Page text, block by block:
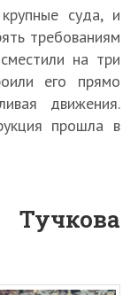
суда, и
требованиям
на три
его прямо
движения.
прошла в